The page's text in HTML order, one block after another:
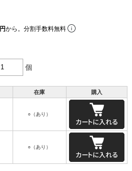
から。分割手数料無料
個
在庫 購入
○（あり）
○（あり）